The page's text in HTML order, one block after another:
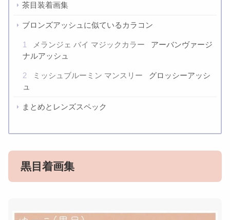
茶目装着画集
ブロンズアッシュに似ているカラコン
1 メランジェ バイ マジックカラー
アーバンヴァージ
ナルアッシュ
2 ミッシュブルーミン マンスリー
グロッシーアッシ
ュ
まとめとレンズスペック
黒目着画集